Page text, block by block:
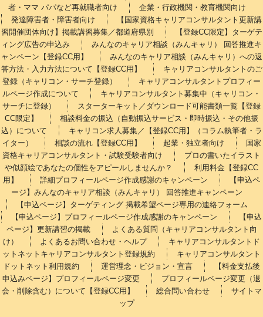
者・ママ パパなど再就職者向け
企業・行政機関・教育機関向け
発達障害者・障害者向け
【国家資格キャリアコンサルタント更新講
習開催団体向け】掲載講習募集／都道府県別
【登録CC限定】ターゲテ
ィング広告の申込み
みんなのキャリア相談（みんキャリ） 回答推進キ
ャンペーン【登録CC用】
みんなのキャリア相談（みんキャリ）への返
答方法・入力方法について【登録CC用】
キャリアコンサルタントのご
登録（キャリコン・サーチ登録）
キャリアコンサルタントプロフィー
ルページ作成について
キャリアコンサルタント募集中（キャリコン・
サーチに登録）
スターターキット／ダウンロード可能書類一覧【登録
CC限定】
相談料金の振込（自動振込サービス・即時振込・その他振
込）について
キャリコン求人募集／【登録CC用】（コラム執筆者・ラ
イター）
相談の流れ【登録CC用】 起業・独立者向け
国家
資格キャリアコンサルタント・試験受験者向け
プロの書いたイラスト
や似顔絵であなたの個性をアピールしませんか？
利用料金【登録CC
用】
詳細プロフィールページ作成感謝のキャンペーン
【申込ペ
ージ】みんなのキャリア相談（みんキャリ） 回答推進キャンペーン
【申込ページ】ターゲティング 掲載希望ページ専用の連絡フォーム
【申込ページ】プロフィールページ作成感謝のキャンペーン
【申込
ページ】更新講習の掲載
よくある質問（キャリアコンサルタント向
け）
よくあるお問い合わせ・ヘルプ
キャリアコンサルタントド
ットネットキャリアコンサルタント登録規約
キャリアコンサルタント
ドットネット利用規約
運営理念・ビジョン・宣言
【料金支払後
申込みページ】プロフィールページ変更
プロフィールページ変更（退
会・削除含む）について【登録CC用】
総合問い合わせ
サイトマ
ップ